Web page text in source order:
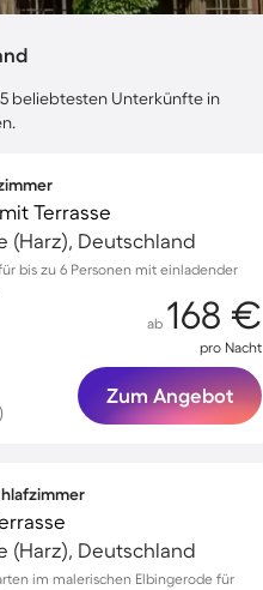
beliebtesten Unterkünfte in
Terrasse
(Harz), Deutschland
bis zu 6 Personen mit einladender
ab 168 €
pro Nacht
Zum Angebot
(Harz), Deutschland
im malerischen Elbingerode für